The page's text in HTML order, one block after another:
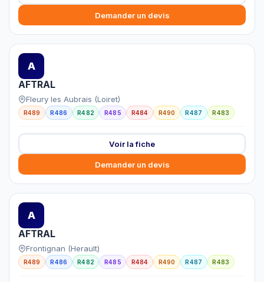
Demander un devis
A
AFTRAL
Fleury les Aubrais (Loiret)
R489 R486 R482 R485 R484 R490 R487 R483
Voir la fiche
Demander un devis
A
AFTRAL
Frontignan (Herault)
R489 R486 R482 R485 R484 R490 R487 R483